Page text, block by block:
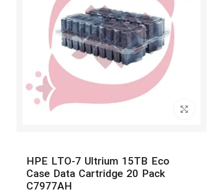
HPE LTO-7 Ultrium 15TB Eco
Case Data Cartridge 20 Pack
C7977AH